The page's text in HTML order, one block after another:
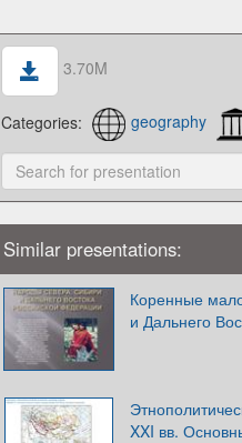
3.70M
Categories: geography
Similar presentations:
Коренные
и Дальнего
XXI вв.